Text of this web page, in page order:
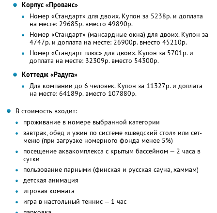
Корпус «Прованс»
Номер «Стандарт» для двоих. Купон за 5238р. и доплата
на месте: 29685р. вместо 49890р.
Номер «Стандарт» (мансардные окна) для двоих. Купон за
4747р. и доплата на месте: 26900р. вместо 45210р.
Номер «Стандарт плюс» для двоих. Купон за 5701р. и
доплата на месте: 32309р. вместо 54300р.
Коттедж «Радуга»
Для компании до 6 человек. Купон за 11327р. и доплата
на месте: 64189р. вместо 107880р.
В стоимость входит:
проживание в номере выбранной категории
завтрак, обед и ужин по системе «шведский стол» или сет-
меню (при загрузке номерного фонда менее 5%)
посещение аквакомплекса с крытым бассейном — 2 часа в
сутки
пользование парными (финская и русская сауна, хаммам)
детская анимация
игровая комната
игра в настольный теннис — 1 час